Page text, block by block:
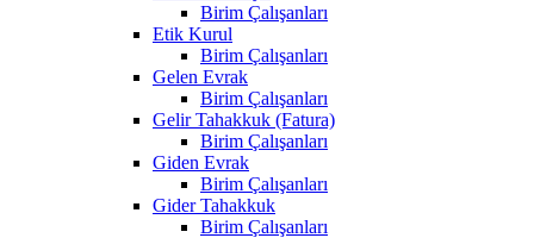
Birim Çalışanları
Etik Kurul
Birim Çalışanları
Gelen Evrak
Birim Çalışanları
Gelir Tahakkuk (Fatura)
Birim Çalışanları
Giden Evrak
Birim Çalışanları
Gider Tahakkuk
Birim Çalışanları